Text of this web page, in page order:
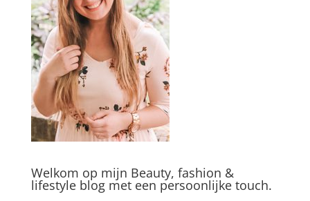
Welkom op mijn Beauty, fashion &
lifestyle blog met een persoonlijke touch.